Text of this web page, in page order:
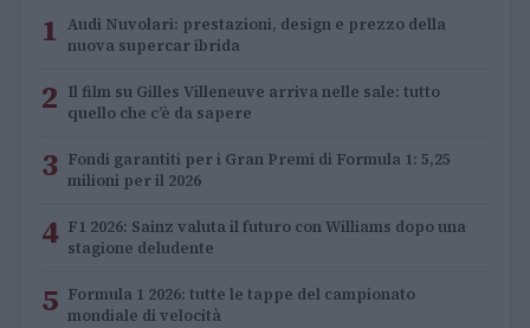
1 Audi Nuvolari: prestazioni, design e prezzo della
nuova supercar ibrida
2 Il film su Gilles Villeneuve arriva nelle sale: tutto
quello che c’è da sapere
3 Fondi garantiti per i Gran Premi di Formula 1: 5,25
milioni per il 2026
4 F1 2026: Sainz valuta il futuro con Williams dopo una
stagione deludente
5 Formula 1 2026: tutte le tappe del campionato
mondiale di velocità